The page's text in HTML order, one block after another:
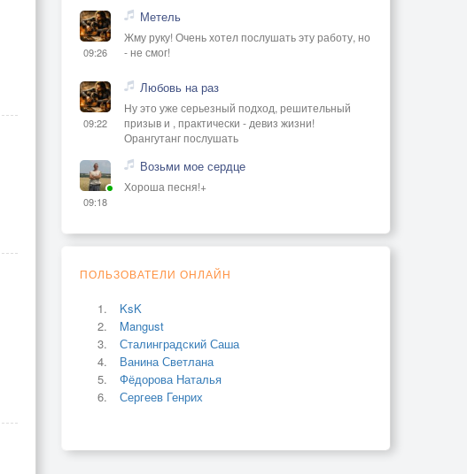
09:26
Метель
Жму руку! Очень хотел послушать эту работу, но
- не смог!
09:22
Любовь на раз
Ну это уже серьезный подход, решительный
призыв и , практически - девиз жизни!
Орангутанг послушать
09:18
Возьми мое сердце
Хороша песня!+
ПОЛЬЗОВАТЕЛИ ОНЛАЙН
KsK
Mangust
Сталинградский Саша
Ванина Светлана
Фёдорова Наталья
Сергеев Генрих